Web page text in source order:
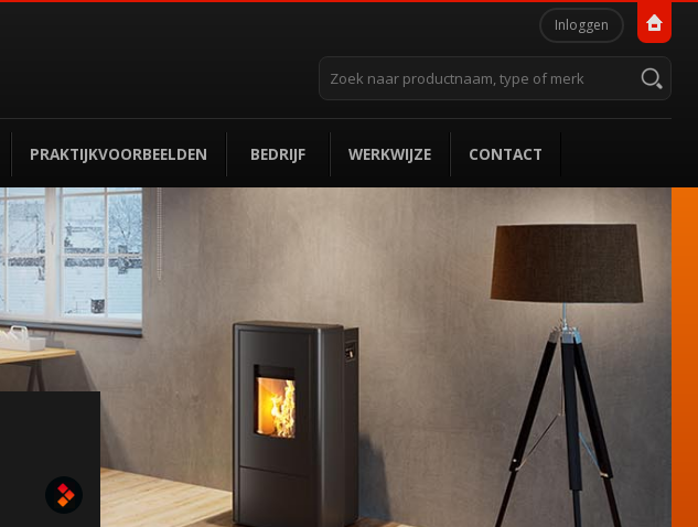
Persoonlijke
Inloggen
Zoek
zoeken...
PRAKTIJKVOORBEELDEN BEDRIJF WERKWIJZE CONTACT